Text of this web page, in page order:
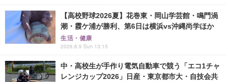
【高校野球2026夏】花巻東・岡山学芸館・鳴門渦
潮・霞ケ浦が勝利、第6日は横浜vs沖縄尚学ほか
生活・健康
2026.8.9 Sun 13:15
中・高校生が手作り電気自動車で競う「エコ1チャ
レンジカップ2026」日産・東京都市大・自技会共